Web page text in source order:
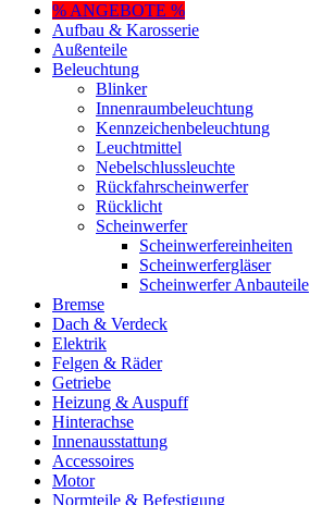
% ANGEBOTE %
Aufbau & Karosserie
Außenteile
Beleuchtung
Blinker
Innenraumbeleuchtung
Kennzeichenbeleuchtung
Leuchtmittel
Nebelschlussleuchte
Rückfahrscheinwerfer
Rücklicht
Scheinwerfer
Scheinwerfereinheiten
Scheinwerfergläser
Scheinwerfer Anbauteile
Bremse
Dach & Verdeck
Elektrik
Felgen & Räder
Getriebe
Heizung & Auspuff
Hinterachse
Innenausstattung
Accessoires
Motor
Normteile & Befestigung